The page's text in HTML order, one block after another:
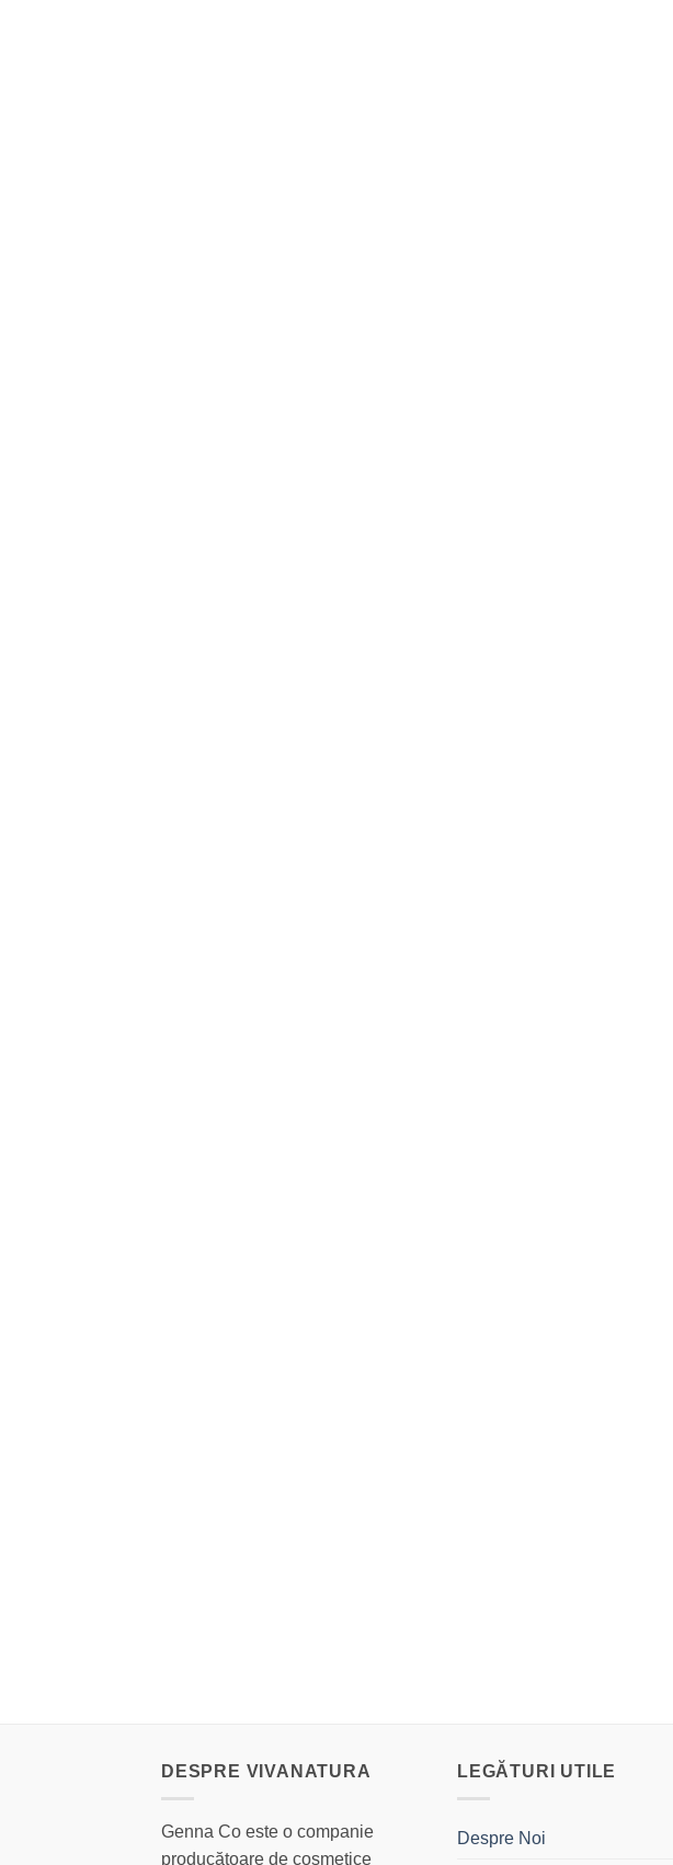
DESPRE VIVANATURA
Genna Co este o companie
producătoare de cosmetice
LEGĂTURI UTILE
Despre Noi